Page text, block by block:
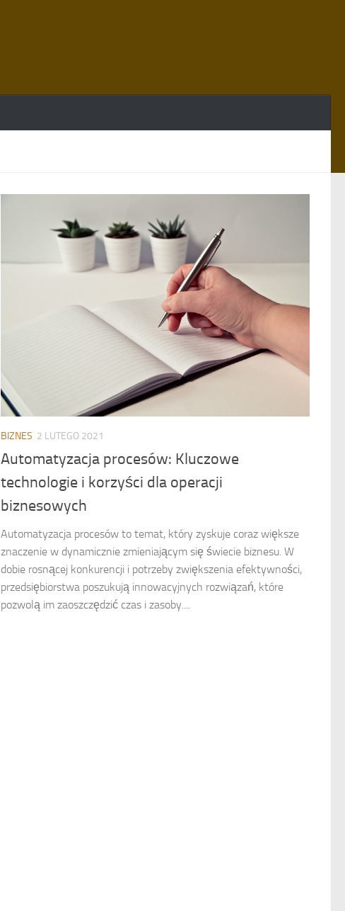
BIZNES 2 LUTEGO 2021
Automatyzacja procesów: Kluczowe
technologie i korzyści dla operacji
biznesowych
Automatyzacja procesów to temat, który zyskuje coraz większe
znaczenie w dynamicznie zmieniającym się świecie biznesu. W
dobie rosnącej konkurencji i potrzeby zwiększenia efektywności,
przedsiębiorstwa poszukują innowacyjnych rozwiązań, które
pozwolą im zaoszczędzić czas i zasoby....